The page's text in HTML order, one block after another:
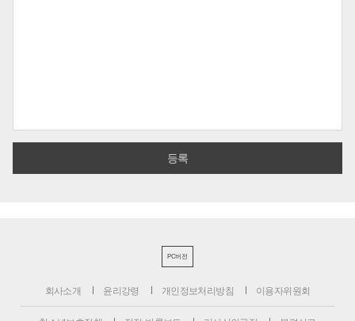
PC버전
회사소개 윤리강령 개인정보처리방침 이용자위원회